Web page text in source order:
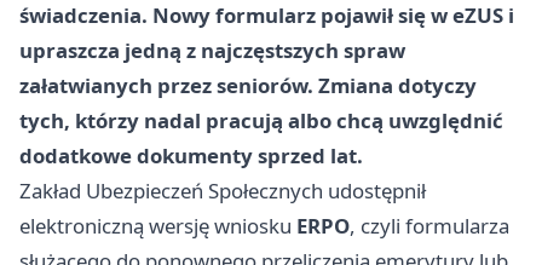
świadczenia. Nowy formularz pojawił się w eZUS i
upraszcza jedną z najczęstszych spraw
załatwianych przez seniorów. Zmiana dotyczy
tych, którzy nadal pracują albo chcą uwzględnić
dodatkowe dokumenty sprzed lat.
Zakład Ubezpieczeń Społecznych udostępnił
elektroniczną wersję wniosku ERPO, czyli formularza